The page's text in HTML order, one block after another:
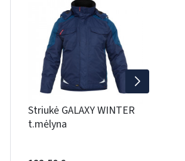
Striukė GALAXY WINTER
t.mėlyna